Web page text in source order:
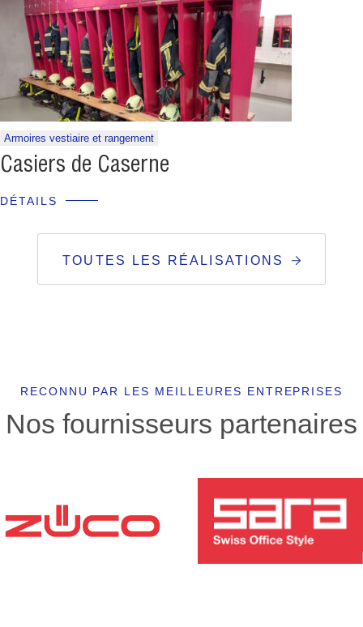
Armoires vestiaire et rangement
Casiers de Caserne
DÉTAILS
TOUTES LES RÉALISATIONS
RECONNU PAR LES MEILLEURES ENTREPRISES
Nos fournisseurs partenaires